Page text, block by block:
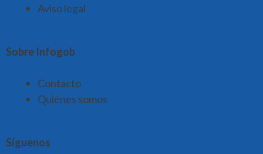
Aviso legal
Sobre Infogob
Contacto
Quiénes somos
Síguenos